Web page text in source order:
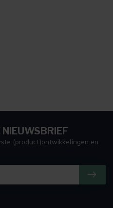
(product)ontwikkelingen en